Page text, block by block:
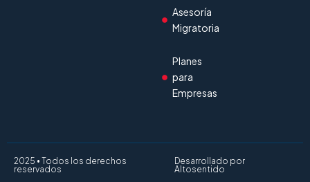
Asesoría
Migratoria
Planes
para
Empresas
2025 • Todos los derechos
reservados
Desarrollado por
Altosentido